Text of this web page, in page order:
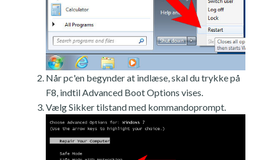
Når pc'en begynder at indlæse, skal du trykke på
F8, indtil Advanced Boot Options vises.
Vælg Sikker tilstand med kommandoprompt.